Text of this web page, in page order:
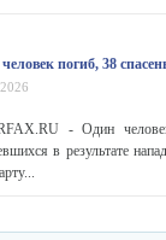
погиб, 38
- Один
в результате